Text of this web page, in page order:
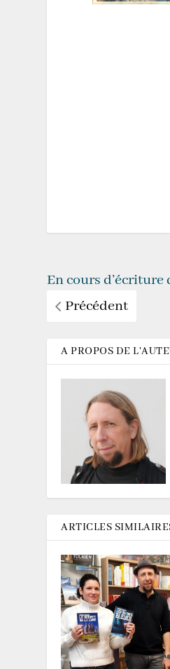
En cours
Précédent
A PROPOS DE
ARTICLES